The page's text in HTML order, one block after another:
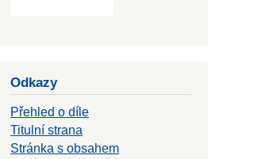
Odkazy
Přehled o díle
Titulní strana
Stránka s obsahem